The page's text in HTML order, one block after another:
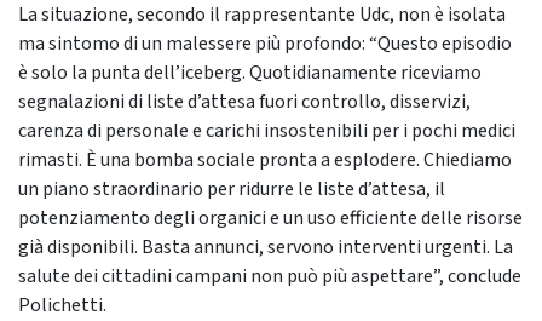
La situazione, secondo il rappresentante Udc, non è isolata
ma sintomo di un malessere più profondo: “Questo episodio
è solo la punta dell’iceberg. Quotidianamente riceviamo
segnalazioni di liste d’attesa fuori controllo, disservizi,
carenza di personale e carichi insostenibili per i pochi medici
rimasti. È una bomba sociale pronta a esplodere. Chiediamo
un piano straordinario per ridurre le liste d’attesa, il
potenziamento degli organici e un uso efficiente delle risorse
già disponibili. Basta annunci, servono interventi urgenti. La
salute dei cittadini campani non può più aspettare”, conclude
Polichetti.